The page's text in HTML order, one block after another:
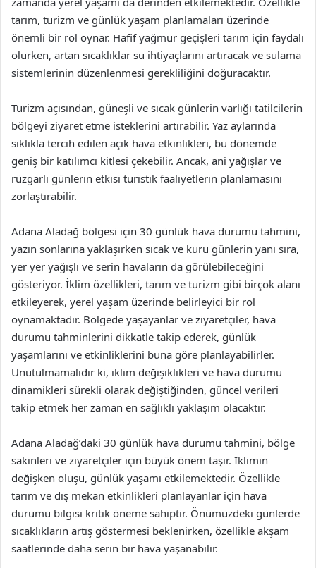
tarım, turizm ve günlük yaşam planlamaları üzerinde
önemli bir rol oynar. Hafif yağmur geçişleri tarım için faydalı
olurken, artan sıcaklıklar su ihtiyaçlarını artıracak ve sulama
sistemlerinin düzenlenmesi gerekliliğini doğuracaktır.
Turizm açısından, güneşli ve sıcak günlerin varlığı tatilcilerin
bölgeyi ziyaret etme isteklerini artırabilir. Yaz aylarında
sıklıkla tercih edilen açık hava etkinlikleri, bu dönemde
geniş bir katılımcı kitlesi çekebilir. Ancak, ani yağışlar ve
rüzgarlı günlerin etkisi turistik faaliyetlerin planlamasını
zorlaştırabilir.
Adana Aladağ bölgesi için 30 günlük hava durumu tahmini,
yazın sonlarına yaklaşırken sıcak ve kuru günlerin yanı sıra,
yer yer yağışlı ve serin havaların da görülebileceğini
gösteriyor. İklim özellikleri, tarım ve turizm gibi birçok alanı
etkileyerek, yerel yaşam üzerinde belirleyici bir rol
oynamaktadır. Bölgede yaşayanlar ve ziyaretçiler, hava
durumu tahminlerini dikkatle takip ederek, günlük
yaşamlarını ve etkinliklerini buna göre planlayabilirler.
Unutulmamalıdır ki, iklim değişiklikleri ve hava durumu
dinamikleri sürekli olarak değiştiğinden, güncel verileri
takip etmek her zaman en sağlıklı yaklaşım olacaktır.
Adana Aladağ’daki 30 günlük hava durumu tahmini, bölge
sakinleri ve ziyaretçiler için büyük önem taşır. İklimin
değişken oluşu, günlük yaşamı etkilemektedir. Özellikle
tarım ve dış mekan etkinlikleri planlayanlar için hava
durumu bilgisi kritik öneme sahiptir. Önümüzdeki günlerde
sıcaklıkların artış göstermesi beklenirken, özellikle akşam
saatlerinde daha serin bir hava yaşanabilir.